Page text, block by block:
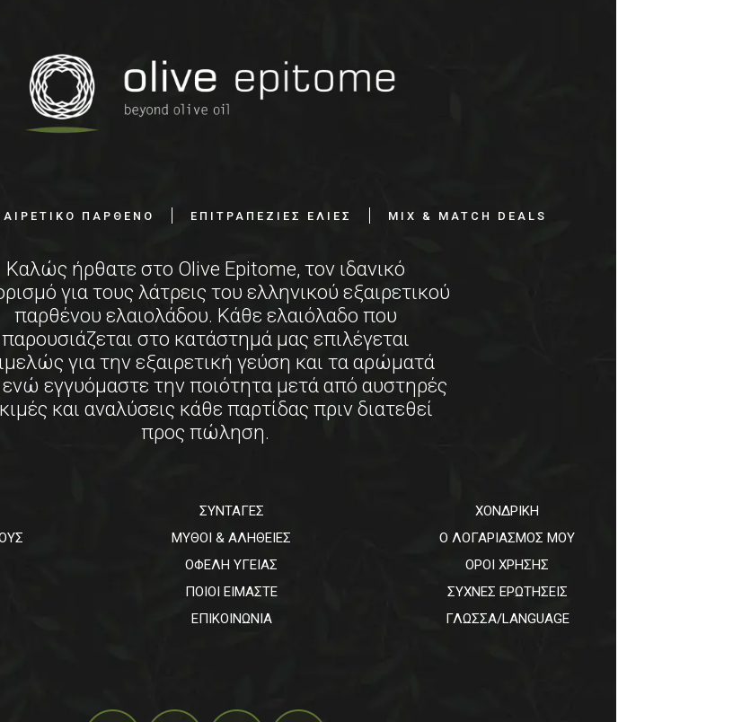
ΠΑΡΘΕΝΟ ΕΠΙΤΡΑΠΕΖΙΕΣ ΕΛΙΕΣ MIX & MATCH DEALS
Καλώς ήρθατε στο Olive Epitome, τον ιδανικό
για τους λάτρεις του ελληνικού εξαιρετικού
παρθένου ελαιολάδου. Κάθε ελαιόλαδο που
παρουσιάζεται στο κατάστημά μας επιλέγεται
για την εξαιρετική γεύση και τα αρώματά
ενώ εγγυόμαστε την ποιότητα μετά από αυστηρές
και αναλύσεις κάθε παρτίδας πριν διατεθεί
προς πώληση.
ΣΥΝΤΑΓΕΣ
ΜΥΘΟΙ & ΑΛΗΘΕΙΕΣ
ΟΦΕΛΗ ΥΓΕΙΑΣ
ΠΟΙΟΙ ΕΙΜΑΣΤΕ
ΕΠΙΚΟΙΝΩΝΙΑ
ΧΟΝΔΡΙΚΗ
Ο ΛΟΓΑΡΙΑΣΜΟΣ ΜΟΥ
ΟΡΟΙ ΧΡΗΣΗΣ
ΣΥΧΝΕΣ ΕΡΩΤΗΣΕΙΣ
ΓΛΩΣΣΑ/LANGUAGE